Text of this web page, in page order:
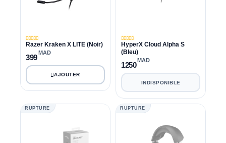
Razer Kraken X LITE (Noir)
399
MAD
HyperX Cloud Alpha S
(Bleu)
1250
MAD
INDISPONIBLE
RUPTURE RUPTURE